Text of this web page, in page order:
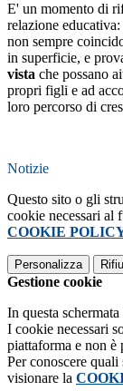
E' un momento di
relazione educativa:
non sempre
in superficie, e
vista che possano
propri figli e ad
loro percorso di
Notizie
Questo sito o gli
cookie necessari al
COOKIE
Personalizza
Gestione cookie
In questa
I cookie necessari
piattaforma e non è
Per conoscere
visionare la